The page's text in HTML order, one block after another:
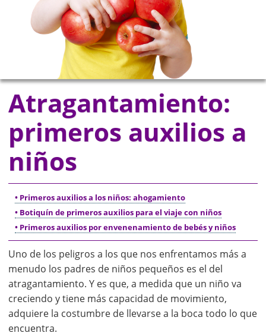
Atragantamiento:
primeros auxilios a
niños
• Primeros auxilios a los niños: ahogamiento
• Botiquín de primeros auxilios para el viaje con niños
• Primeros auxilios por envenenamiento de bebés y niños
Uno de los peligros a los que nos enfrentamos más a
menudo los padres de niños pequeños es el del
atragantamiento. Y es que, a medida que un niño va
creciendo y tiene más capacidad de movimiento,
adquiere la costumbre de llevarse a la boca todo lo que
encuentra.